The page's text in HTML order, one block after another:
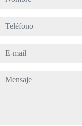
teléfono
e-mail
mensaje